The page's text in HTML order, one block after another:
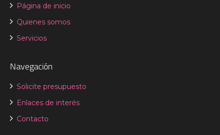
Página de inicio
Quienes somos
Servicios
Navegación
Solicite presupuesto
Enlaces de interés
Contacto